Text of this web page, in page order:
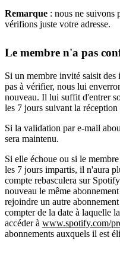
Remarque : nous ne suivons
vérifions juste votre adresse.
Le membre n'a pas
Si un membre invité saisit
pas à vérifier, nous lui
nouveau. Il lui suffit d'entrer
les 7 jours suivant la
Si la validation par e-mail
sera maintenu.
Si elle échoue ou si le
les 7 jours impartis, il n'aura
compte rebasculera sur
nouveau le même
rejoindre un autre
compter de la date à laquelle
accéder à www.spotify.com/
abonnements auxquels il est